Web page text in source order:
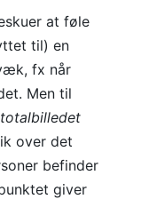
at føle
til) en
fx når
Men til
over det
befinder
giver